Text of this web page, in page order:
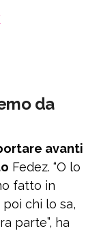
da
avanti
Fedez. “O lo
fatto in
chi lo sa,
parte”, ha